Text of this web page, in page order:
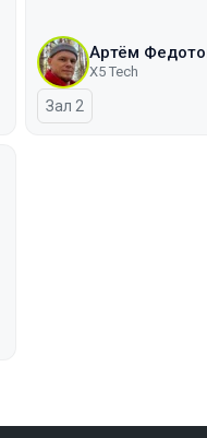
Артём
X5 Tech
Зал 2